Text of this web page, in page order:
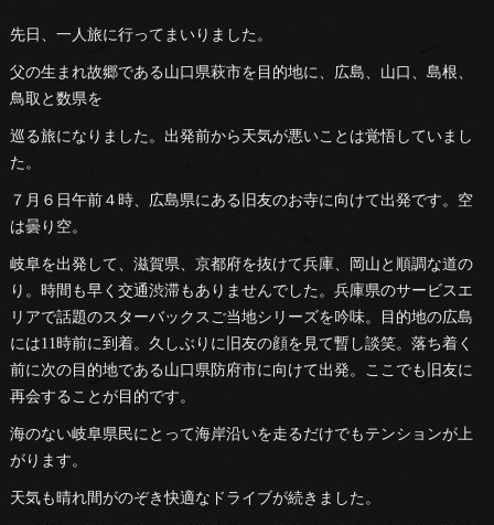
先日、一人旅に行ってまいりました。
父の生まれ故郷である山口県萩市を目的地に、広島、山口、島根、
鳥取と数県を
巡る旅になりました。出発前から天気が悪いことは覚悟していまし
た。
７月６日午前４時、広島県にある旧友のお寺に向けて出発です。空
は曇り空。
岐阜を出発して、滋賀県、京都府を抜けて兵庫、岡山と順調な道の
り。時間も早く交通渋滞もありませんでした。兵庫県のサービスエ
リアで話題のスターバックスご当地シリーズを吟味。目的地の広島
には11時前に到着。久しぶりに旧友の顔を見て暫し談笑。落ち着く
前に次の目的地である山口県防府市に向けて出発。ここでも旧友に
再会することが目的です。
海のない岐阜県民にとって海岸沿いを走るだけでもテンションが上
がります。
天気も晴れ間がのぞき快適なドライブが続きました。